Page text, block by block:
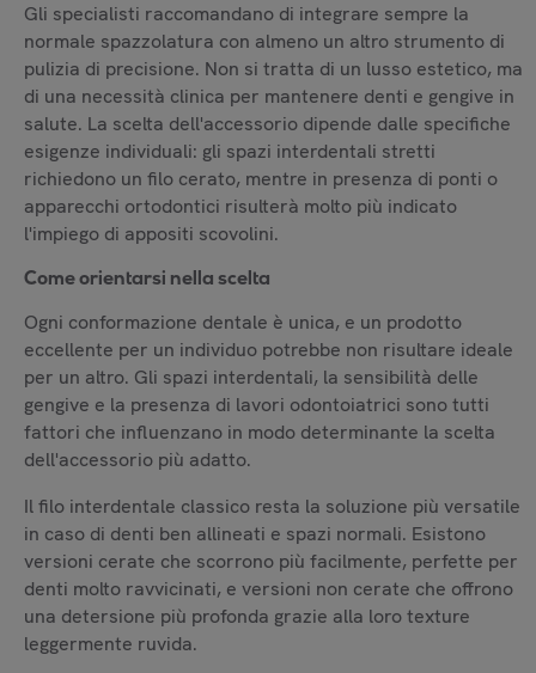
Gli specialisti raccomandano di integrare sempre la
normale spazzolatura con almeno un altro strumento di
pulizia di precisione. Non si tratta di un lusso estetico, ma
di una necessità clinica per mantenere denti e gengive in
salute. La scelta dell'accessorio dipende dalle specifiche
esigenze individuali: gli spazi interdentali stretti
richiedono un filo cerato, mentre in presenza di ponti o
apparecchi ortodontici risulterà molto più indicato
l'impiego di appositi scovolini.
Come orientarsi nella scelta
Ogni conformazione dentale è unica, e un prodotto
eccellente per un individuo potrebbe non risultare ideale
per un altro. Gli spazi interdentali, la sensibilità delle
gengive e la presenza di lavori odontoiatrici sono tutti
fattori che influenzano in modo determinante la scelta
dell'accessorio più adatto.
Il filo interdentale classico resta la soluzione più versatile
in caso di denti ben allineati e spazi normali. Esistono
versioni cerate che scorrono più facilmente, perfette per
denti molto ravvicinati, e versioni non cerate che offrono
una detersione più profonda grazie alla loro texture
leggermente ruvida.